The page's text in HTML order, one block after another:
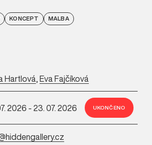
KONCEPT MALBA
Hartlová,Eva Fajčíková
2026 - 23. 07. 2026 UKONČENO